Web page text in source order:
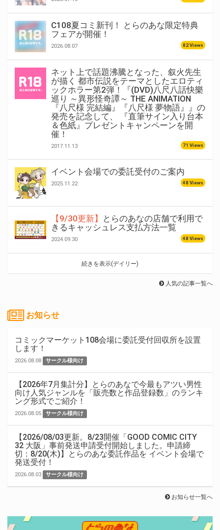
C108夏コミ新刊！ とらのあな限定特典
フェアが開催！
2026.08.07 82 Views
ネット上で話題沸騰となった、叙火先生
が描く 都市伝説をテーマとしたエロティ
ックホラー第2弾！『(DVD)八尺八話快樂
巡り ～異形怪奇譚～ THE ANIMATION
『八尺様 完結編』『八尺様 夢物語』』の
発売を記念して、 『直筆サイン入り台本
＆色紙』プレゼントキャンペーンを開
催！
2017.11.13 71 Views
イベント会場での委託受付のご案内
2025.11.22 48 Views
【9/30更新】
とらのあなの店舗で利用で
きるキャッシュレス支払方法一覧
2024.09.30 48 Views
続きを表示(デイリー)
人気の記事一覧へ
お知らせ
コミックマーケット108会場に委託受付回収所を設置
します！
2026.08.08 サークル様向け
【2026年7月集計分】とらのあなで今最もアツい男性
向け人気ジャンルを「販売数と作品登録数」のランキ
ング形式でご紹介！
2026.08.05 サークル様向け
【2026/08/03更新。8/23開催「GOOD COMIC CITY
32 大阪」事前発送申請受付開始しました。申請締
切：8/20(木)】とらのあな委託作品を イベント会場で
発送受付！
2026.08.03 サークル様向け
お知らせ一覧へ